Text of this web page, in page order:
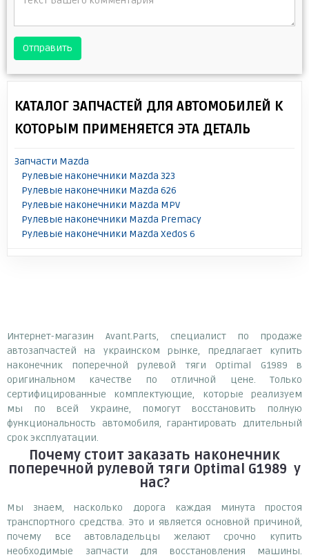
Отправить
КАТАЛОГ ЗАПЧАСТЕЙ ДЛЯ АВТОМОБИЛЕЙ К
КОТОРЫМ ПРИМЕНЯЕТСЯ ЭТА ДЕТАЛЬ
Запчасти Mazda
Рулевые наконечники Mazda 323
Рулевые наконечники Mazda 626
Рулевые наконечники Mazda MPV
Рулевые наконечники Mazda Premacy
Рулевые наконечники Mazda Xedos 6
Интернет-магазин Avant.Parts, специалист по продаже
автозапчастей на украинском рынке, предлагает купить
наконечник поперечной рулевой тяги Optimal G1989 в
оригинальном качестве по отличной цене. Только
сертифицированные комплектующие, которые реализуем
мы по всей Украине, помогут восстановить полную
функциональность автомобиля, гарантировать длительный
срок эксплуатации.
Почему стоит заказать наконечник
поперечной рулевой тяги Optimal G1989 у
нас?
Мы знаем, насколько дорога каждая минута простоя
транспортного средства. Это и является основной причиной,
почему все автовладельцы желают срочно купить
необходимые запчасти для восстановления машины.